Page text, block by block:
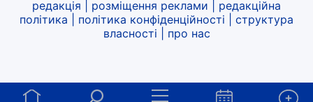
редакція розміщення реклами
редакційна
політика
політика конфіденційності
структура
власності
про нас